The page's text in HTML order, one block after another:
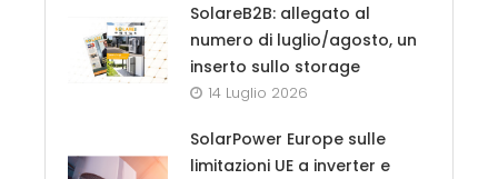
SolareB2B: allegato al
numero di luglio/agosto, un
inserto sullo storage
14 Luglio 2026
SolarPower Europe sulle
limitazioni UE a inverter e